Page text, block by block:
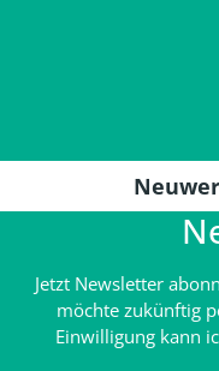
Jetzt Newsletter
möchte zukünftig
Einwilligung kann